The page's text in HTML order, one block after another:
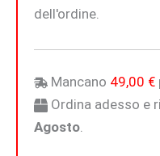
dell'ordine.
Mancano 49,00 €
Ordina adesso e
Agosto.